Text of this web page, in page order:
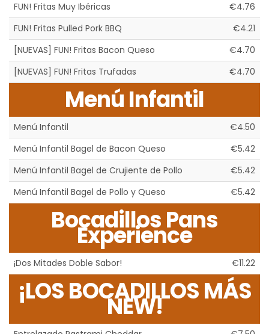
FUN! Fritas Muy Ibéricas
€4.76
FUN! Fritas Pulled Pork BBQ
€4.21
[NUEVAS] FUN! Fritas Bacon Queso
€4.70
[NUEVAS] FUN! Fritas Trufadas
€4.70
Menú Infantil
Menú Infantil
€4.50
Menú Infantil Bagel de Bacon Queso
€5.42
Menú Infantil Bagel de Crujiente de Pollo
€5.42
Menú Infantil Bagel de Pollo y Queso
€5.42
Bocadillos Pans
Experience
¡Dos Mitades Doble Sabor! €11.22
¡LOS BOCADILLOS MÁS
NEW!